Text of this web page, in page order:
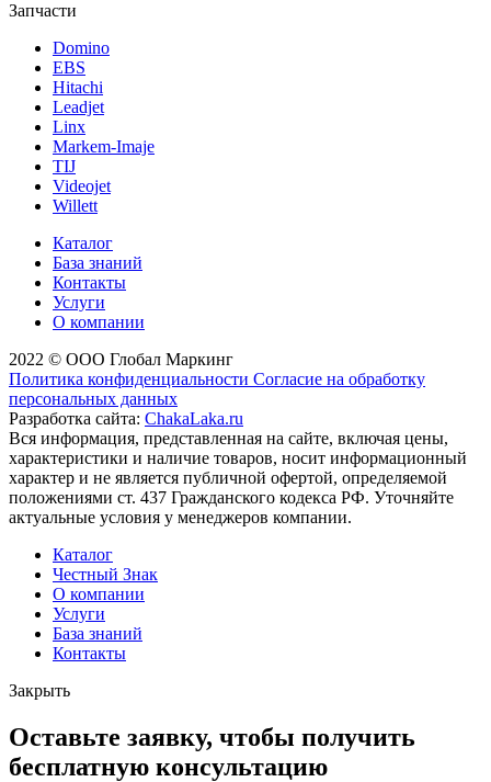
Запчасти
Domino
EBS
Hitachi
Leadjet
Linx
Markem-Imaje
TIJ
Videojet
Willett
Каталог
База знаний
Контакты
Услуги
О компании
2022 © ООО Глобал Маркинг
Политика конфиденциальности Согласие на обработку
персональных данных
Разработка сайта: ChakaLaka.ru
Вся информация, представленная на сайте, включая цены,
характеристики и наличие товаров, носит информационный
характер и не является публичной офертой, определяемой
положениями ст. 437 Гражданского кодекса РФ. Уточняйте
актуальные условия у менеджеров компании.
Каталог
Честный Знак
О компании
Услуги
База знаний
Контакты
Закрыть
Оставьте заявку, чтобы получить
бесплатную консультацию